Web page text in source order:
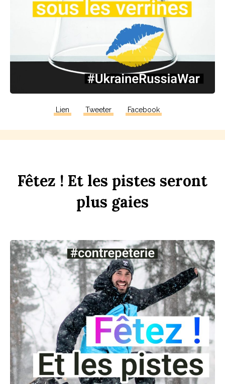
Lien Tweeter Facebook
Fêtez ! Et les pistes seront
plus gaies